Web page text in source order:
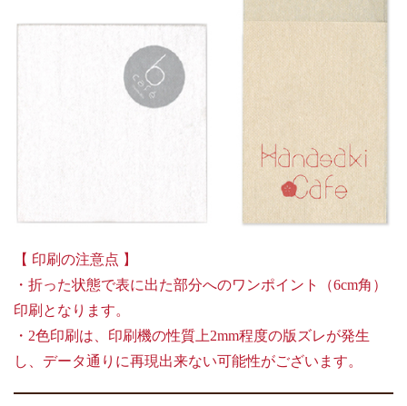
【 印刷の注意点 】
・折った状態で表に出た部分へのワンポイント（6cm角）
印刷となります。
・2色印刷は、印刷機の性質上2mm程度の版ズレが発生
し、データ通りに再現出来ない可能性がございます。